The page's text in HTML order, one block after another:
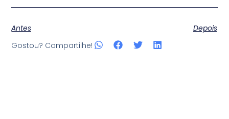
Antes
Depois
Gostou? Compartilhe!